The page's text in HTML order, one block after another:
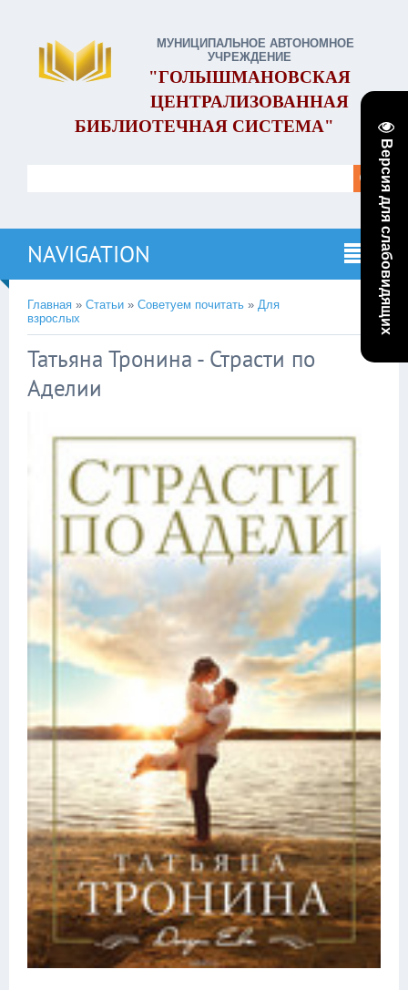
Версия для слабовидящих
МУНИЦИПАЛЬНОЕ АВТОНОМНОЕ
УЧРЕЖДЕНИЕ
"ГОЛЫШМАНОВСКАЯ
ЦЕНТРАЛИЗОВАННАЯ
БИБЛИОТЕЧНАЯ СИСТЕМА"
NAVIGATION
Главная » Статьи » Советуем почитать » Для
взрослых
Татьяна Тронина - Страсти по
Аделии